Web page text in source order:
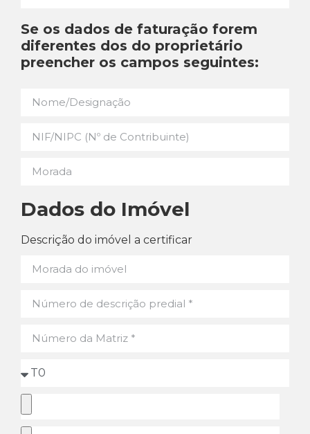
Se os dados de faturação forem
diferentes dos do proprietário
preencher os campos seguintes:
Dados do Imóvel
Descrição do imóvel a certificar